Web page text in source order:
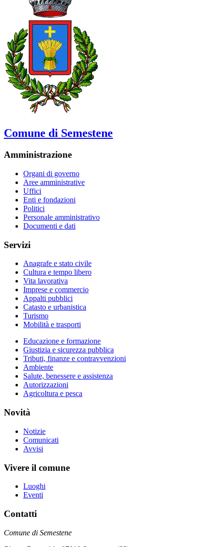
Comune di Semestene
Amministrazione
Organi di governo
Aree amministrative
Uffici
Enti e fondazioni
Politici
Personale amministrativo
Documenti e dati
Servizi
Anagrafe e stato civile
Cultura e tempo libero
Vita lavorativa
Imprese e commercio
Appalti pubblici
Catasto e urbanistica
Turismo
Mobilità e trasporti
Educazione e formazione
Giustizia e sicurezza pubblica
Tributi, finanze e contravvenzioni
Ambiente
Salute, benessere e assistenza
Autorizzazioni
Agricoltura e pesca
Novità
Notizie
Comunicati
Avvisi
Vivere il comune
Luoghi
Eventi
Contatti
Comune di Semestene